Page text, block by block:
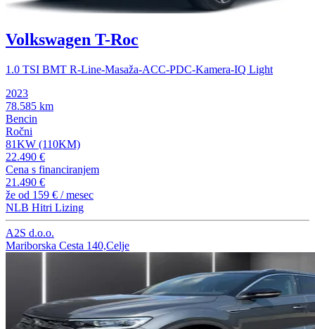
Volkswagen T-Roc
1.0 TSI BMT R-Line-Masaža-ACC-PDC-Kamera-IQ Light
2023
78.585 km
Bencin
Ročni
81KW (110KM)
22.490 €
Cena s financiranjem
21.490 €
že od 159 € / mesec
NLB Hitri Lizing
A2S d.o.o.
Mariborska Cesta 140,Celje